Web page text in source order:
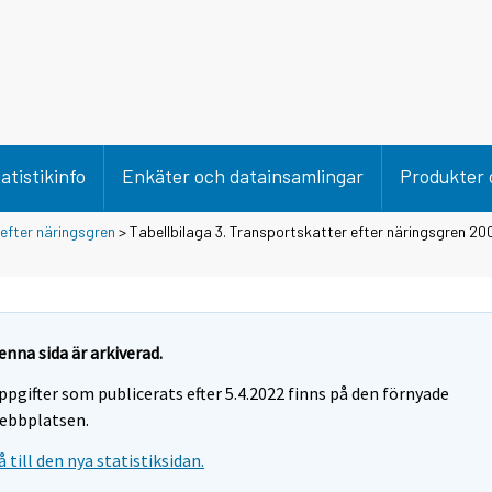
Enkäter och datainsamlingar Produkter
efter näringsgren > Tabellbilaga 3. Transportskatter efter näringsgren
sida är arkiverad.
som publicerats efter 5.4.2022 finns på den förnyade
till den nya statistiksidan.